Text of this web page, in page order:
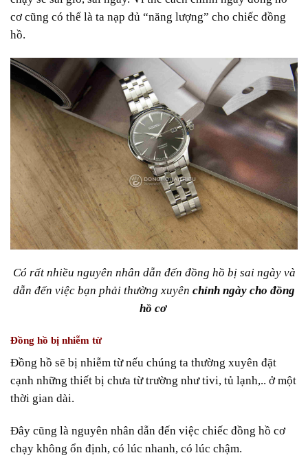
cơ cũng có thể là ta nạp đủ “năng lượng” cho chiếc đồng
hồ.
Có rất nhiều nguyên nhân dẫn đến đồng hồ bị sai ngày và
dẫn đến việc bạn phải thường xuyên chỉnh ngày cho đồng
hồ cơ
Đồng hồ bị nhiễm từ
Đồng hồ sẽ bị nhiễm từ nếu chúng ta thường xuyên đặt
cạnh những thiết bị chưa từ trường như tivi, tủ lạnh,.. ở một
thời gian dài.
Đây cũng là nguyên nhân dẫn đến việc chiếc đồng hồ cơ
chạy không ổn định, có lúc nhanh, có lúc chậm.